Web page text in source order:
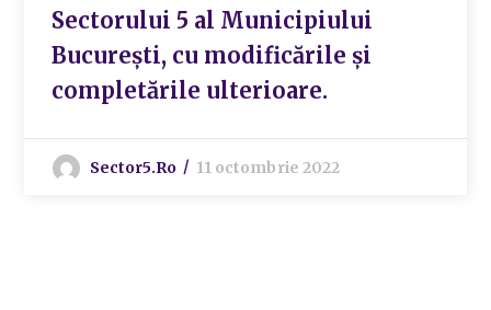
Sectorului 5 al Municipiului
București, cu modificările și
completările ulterioare.
Sector5.ro 11 octombrie 2022